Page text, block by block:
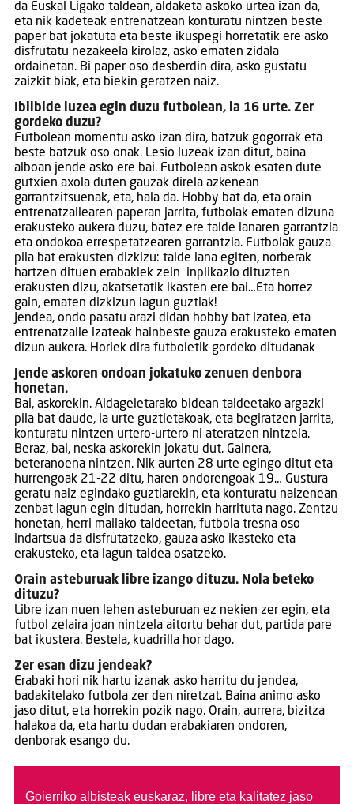
da Euskal Ligako taldean, aldaketa askoko urtea izan da,
eta nik kadeteak entrenatzean konturatu nintzen beste
paper bat jokatuta eta beste ikuspegi horretatik ere asko
disfrutatu nezakeela kirolaz, asko ematen zidala
ordainetan. Bi paper oso desberdin dira, asko gustatu
zaizkit biak, eta biekin geratzen naiz.
Ibilbide luzea egin duzu futbolean, ia 16 urte. Zer
gordeko duzu?
Futbolean momentu asko izan dira, batzuk gogorrak eta
beste batzuk oso onak. Lesio luzeak izan ditut, baina
alboan jende asko ere bai. Futbolean askok esaten dute
gutxien axola duten gauzak direla azkenean
garrantzitsuenak, eta, hala da. Hobby bat da, eta orain
entrenatzailearen paperan jarrita, futbolak ematen dizuna
erakusteko aukera duzu, batez ere talde lanaren garrantzia
eta ondokoa errespetatzearen garrantzia. Futbolak gauza
pila bat erakusten dizkizu: talde lana egiten, norberak
hartzen dituen erabakiek zein inplikazio dituzten
erakusten dizu, akatsetatik ikasten ere bai…Eta horrez
gain, ematen dizkizun lagun guztiak!
Jendea, ondo pasatu arazi didan hobby bat izatea, eta
entrenatzaile izateak hainbeste gauza erakusteko ematen
dizun aukera. Horiek dira futboletik gordeko ditudanak
Jende askoren ondoan jokatuko zenuen denbora
honetan.
Bai, askorekin. Aldageletarako bidean taldeetako argazki
pila bat daude, ia urte guztietakoak, eta begiratzen jarrita,
konturatu nintzen urtero-urtero ni ateratzen nintzela.
Beraz, bai, neska askorekin jokatu dut. Gainera,
beteranoena nintzen. Nik aurten 28 urte egingo ditut eta
hurrengoak 21-22 ditu, haren ondorengoak 19… Gustura
geratu naiz egindako guztiarekin, eta konturatu naizenean
zenbat lagun egin ditudan, horrekin harrituta nago. Zentzu
honetan, herri mailako taldeetan, futbola tresna oso
indartsua da disfrutatzeko, gauza asko ikasteko eta
erakusteko, eta lagun taldea osatzeko.
Orain asteburuak libre izango dituzu. Nola beteko
dituzu?
Libre izan nuen lehen asteburuan ez nekien zer egin, eta
futbol zelaira joan nintzela aitortu behar dut, partida pare
bat ikustera. Bestela, kuadrilla hor dago.
Zer esan dizu jendeak?
Erabaki hori nik hartu izanak asko harritu du jendea,
badakitelako futbola zer den niretzat. Baina animo asko
jaso ditut, eta horrekin pozik nago. Orain, aurrera, bizitza
halakoa da, eta hartu dudan erabakiaren ondoren,
denborak esango du.
Goierriko albisteak euskaraz, libre eta kalitatez jaso